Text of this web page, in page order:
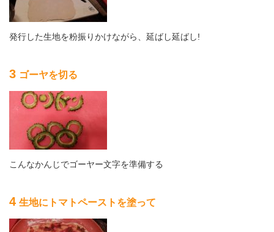
発行した生地を粉振りかけながら、延ばし延ばし!
3 ゴーヤを切る
こんなかんじでゴーヤー文字を準備する
4 生地にトマトペーストを塗って